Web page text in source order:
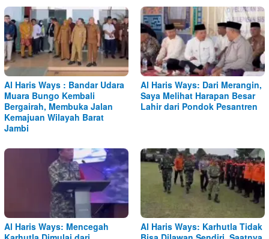
Al Haris Ways : Bandar Udara
Muara Bungo Kembali
Bergairah, Membuka Jalan
Kemajuan Wilayah Barat
Jambi
Al Haris Ways: Dari Merangin,
Saya Melihat Harapan Besar
Lahir dari Pondok Pesantren
Al Haris Ways: Mencegah
Al Haris Ways: Karhutla Tidak